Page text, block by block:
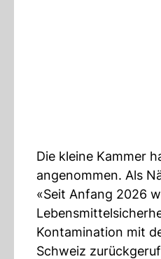
Die kleine Kammer
angenommen. Als
«Seit Anfang 2026
Kontamination mit
Schweiz